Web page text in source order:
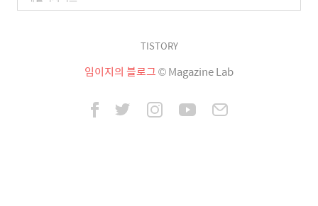
TISTORY
임이지의 블로그© Magazine Lab